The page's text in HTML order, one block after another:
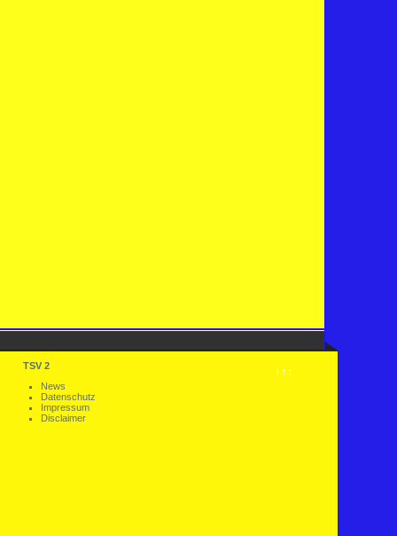
↑↑↑
TSV 2
News
Datenschutz
Impressum
Disclaimer